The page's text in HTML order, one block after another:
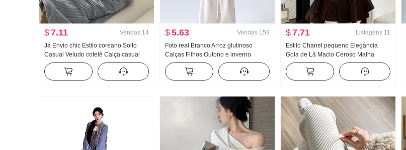
$7.11 Vendas 14
Já Envio chic Estilo coreano Solto
Casual Veludo cotelê Calça casual
$5.63 Vendas 159
Foto real Branco Arroz glutinoso
Calças Filhos Outono e inverno
Forrado com lã Avançado Solto Fluida
Sentido Reto Descontraído Casual
Calça comprida Calças de perna
$7.71 Listagens 11
Estilo Chanel pequeno Elegância
Gola de Lã Macio Ceroso Malha
Cardigã Mulher 2026 Outono e
inverno Novo Versátil Gigante Boa
aparência Casaco de camisola